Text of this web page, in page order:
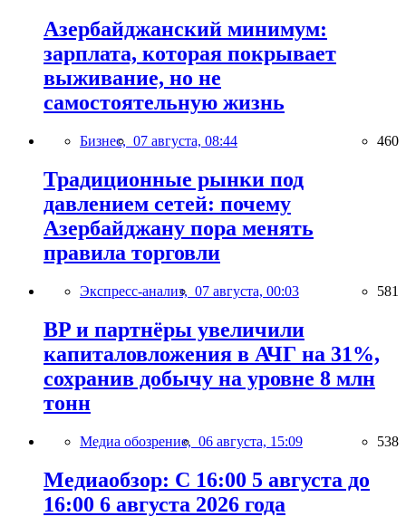
Азербайджанский минимум:
зарплата, которая покрывает
выживание, но не
самостоятельную жизнь
Бизнес, 07 августа, 08:44 460
Традиционные рынки под
давлением сетей: почему
Азербайджану пора менять
правила торговли
Экспресс-анализ, 07 августа, 00:03 581
BP и партнёры увеличили
капиталовложения в АЧГ на 31%,
сохранив добычу на уровне 8 млн
тонн
Медиа обозрение, 06 августа, 15:09 538
Медиаобзор: С 16:00 5 августа до
16:00 6 августа 2026 года